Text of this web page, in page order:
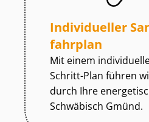
Individueller
fahr­plan
Mit einem
Schritt-Plan führen
durch Ihre
Schwäbisch Gmünd.